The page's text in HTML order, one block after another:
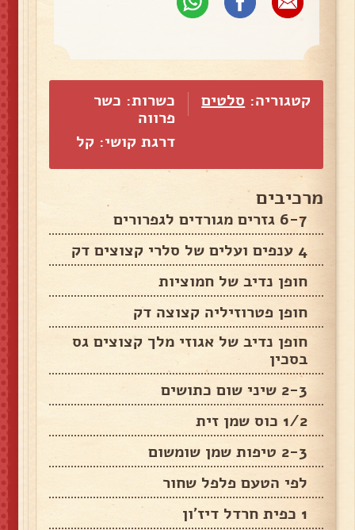
קטגוריה: סלטים
כשרות: כשר
פרווה
דרגת קושי: קל
מרכיבים
6-7 גזרים מגורדים לגפרורים
4 ענפים ועלים של סלרי קצוצים דק
חופן נדיב של חמוציות
חופן פטרוזיליה קצוצה דק
חופן נדיב של אגוזי מלך קצוצים גס
בסכין
2-3 שיני שום כתושים
1/2 כוס שמן זית
2-3 טיפות שמן שומשום
לפי הטעם פלפל שחור
1 כפית חרדל דיז'ון